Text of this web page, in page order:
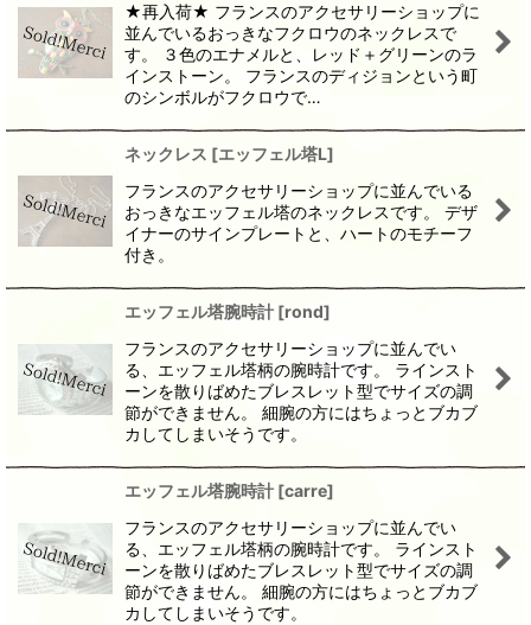
★再入荷★ フランスのアクセサリーショップに
並んでいるおっきなフクロウのネックレスで
す。 ３色のエナメルと、レッド＋グリーンのラ
インストーン。 フランスのディジョンという町
のシンボルがフクロウで…
ネックレス [エッフェル塔L]
フランスのアクセサリーショップに並んでいる
おっきなエッフェル塔のネックレスです。 デザ
イナーのサインプレートと、ハートのモチーフ
付き。
エッフェル塔腕時計 [rond]
フランスのアクセサリーショップに並んでい
る、エッフェル塔柄の腕時計です。 ラインスト
ーンを散りばめたブレスレット型でサイズの調
節ができません。 細腕の方にはちょっとブカブ
カしてしまいそうです。
エッフェル塔腕時計 [carre]
フランスのアクセサリーショップに並んでい
る、エッフェル塔柄の腕時計です。 ラインスト
ーンを散りばめたブレスレット型でサイズの調
節ができません。 細腕の方にはちょっとブカブ
カしてしまいそうです。